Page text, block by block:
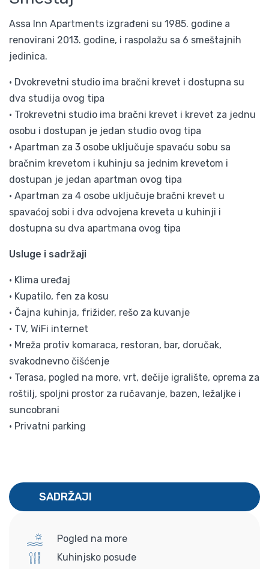
Assa Inn Apartments izgrađeni su 1985. godine a
renovirani 2013. godine, i raspolažu sa 6 smeštajnih
jedinica.
• Dvokrevetni studio ima bračni krevet i dostupna su
dva studija ovog tipa
• Trokrevetni studio ima bračni krevet i krevet za jednu
osobu i dostupan je jedan studio ovog tipa
• Apartman za 3 osobe uključuje spavaću sobu sa
bračnim krevetom i kuhinju sa jednim krevetom i
dostupan je jedan apartman ovog tipa
• Apartman za 4 osobe uključuje bračni krevet u
spavaćoj sobi i dva odvojena kreveta u kuhinji i
dostupna su dva apartmana ovog tipa
Usluge i sadržaji
• Klima uređaj
• Kupatilo, fen za kosu
• Čajna kuhinja, frižider, rešo za kuvanje
• TV, WiFi internet
• Mreža protiv komaraca, restoran, bar, doručak,
svakodnevno čišćenje
• Terasa, pogled na more, vrt, dečije igralište, oprema za
roštilj, spoljni prostor za ručavanje, bazen, ležaljke i
suncobrani
• Privatni parking
SADRŽAJI
Pogled na more
Kuhinjsko posuđe